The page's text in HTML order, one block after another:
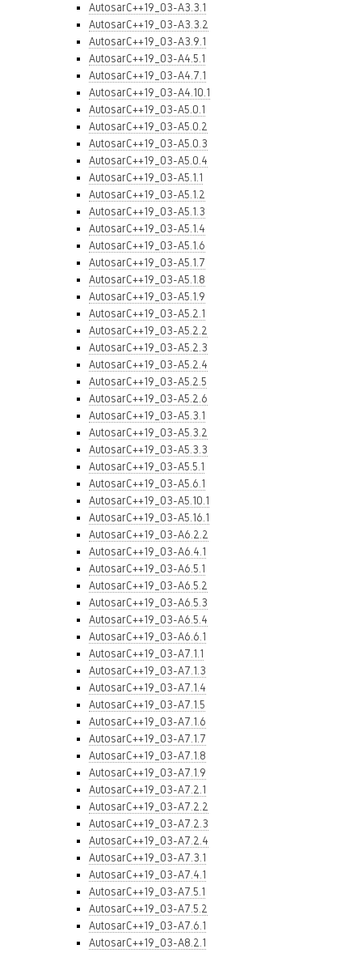
AutosarC++19_03-A3.3.1
AutosarC++19_03-A3.3.2
AutosarC++19_03-A3.9.1
AutosarC++19_03-A4.5.1
AutosarC++19_03-A4.7.1
AutosarC++19_03-A4.10.1
AutosarC++19_03-A5.0.1
AutosarC++19_03-A5.0.2
AutosarC++19_03-A5.0.3
AutosarC++19_03-A5.0.4
AutosarC++19_03-A5.1.1
AutosarC++19_03-A5.1.2
AutosarC++19_03-A5.1.3
AutosarC++19_03-A5.1.4
AutosarC++19_03-A5.1.6
AutosarC++19_03-A5.1.7
AutosarC++19_03-A5.1.8
AutosarC++19_03-A5.1.9
AutosarC++19_03-A5.2.1
AutosarC++19_03-A5.2.2
AutosarC++19_03-A5.2.3
AutosarC++19_03-A5.2.4
AutosarC++19_03-A5.2.5
AutosarC++19_03-A5.2.6
AutosarC++19_03-A5.3.1
AutosarC++19_03-A5.3.2
AutosarC++19_03-A5.3.3
AutosarC++19_03-A5.5.1
AutosarC++19_03-A5.6.1
AutosarC++19_03-A5.10.1
AutosarC++19_03-A5.16.1
AutosarC++19_03-A6.2.2
AutosarC++19_03-A6.4.1
AutosarC++19_03-A6.5.1
AutosarC++19_03-A6.5.2
AutosarC++19_03-A6.5.3
AutosarC++19_03-A6.5.4
AutosarC++19_03-A6.6.1
AutosarC++19_03-A7.1.1
AutosarC++19_03-A7.1.3
AutosarC++19_03-A7.1.4
AutosarC++19_03-A7.1.5
AutosarC++19_03-A7.1.6
AutosarC++19_03-A7.1.7
AutosarC++19_03-A7.1.8
AutosarC++19_03-A7.1.9
AutosarC++19_03-A7.2.1
AutosarC++19_03-A7.2.2
AutosarC++19_03-A7.2.3
AutosarC++19_03-A7.2.4
AutosarC++19_03-A7.3.1
AutosarC++19_03-A7.4.1
AutosarC++19_03-A7.5.1
AutosarC++19_03-A7.5.2
AutosarC++19_03-A7.6.1
AutosarC++19_03-A8.2.1